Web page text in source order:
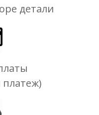
детали